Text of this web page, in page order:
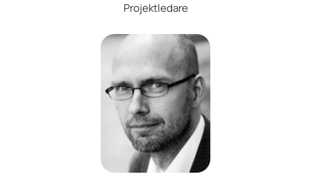
Projektledare